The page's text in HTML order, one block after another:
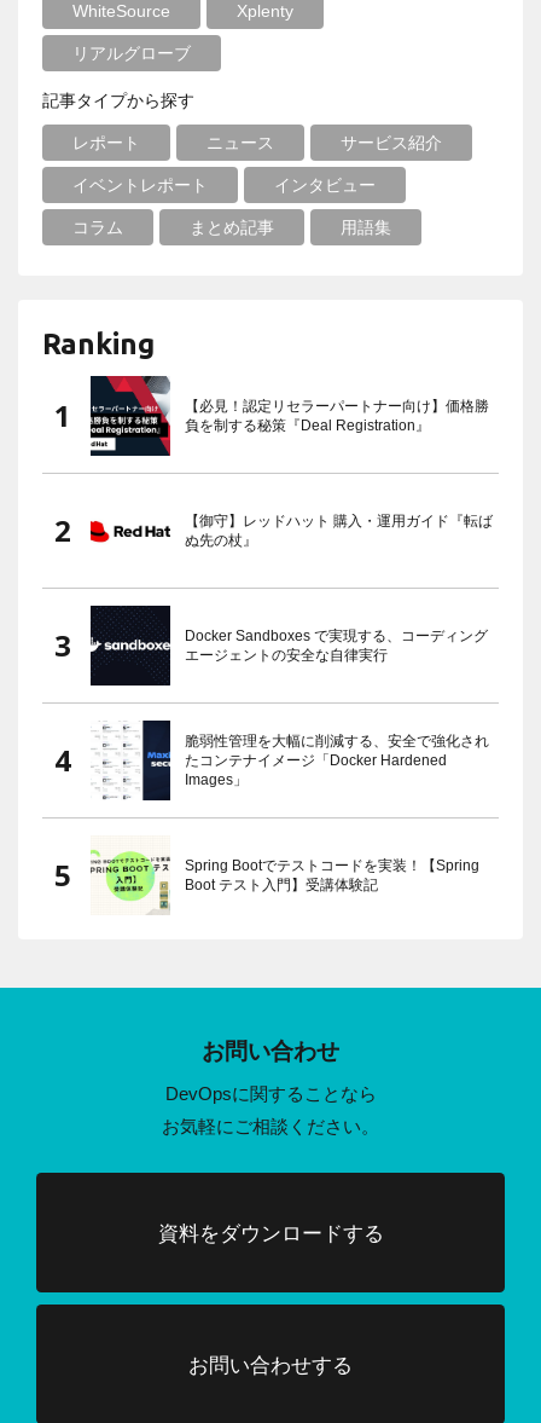
WhiteSource Xplenty
リアルグローブ
記事タイプから探す
レポート ニュース サービス紹介
イベントレポート インタビュー
コラム まとめ記事 用語集
Ranking
【必見！認定リセラーパートナー向け】価格勝
負を制する秘策『Deal Registration』
【御守】レッドハット 購入・運用ガイド『転ば
ぬ先の杖』
Docker Sandboxes で実現する、コーディング
エージェントの安全な自律実行
脆弱性管理を大幅に削減する、安全で強化され
たコンテナイメージ「Docker Hardened
Images」
Spring Bootでテストコードを実装！【Spring
Boot テスト入門】受講体験記
お問い合わせ
DevOpsに関することなら
お気軽にご相談ください。
資料をダウンロードする
お問い合わせする